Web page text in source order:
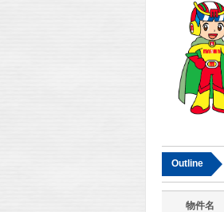
Outline
物件名